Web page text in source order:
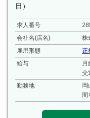
日）
求人番号
会社名(店名)
株
雇用形態
正
給与
月
交
勤務地
岡
間